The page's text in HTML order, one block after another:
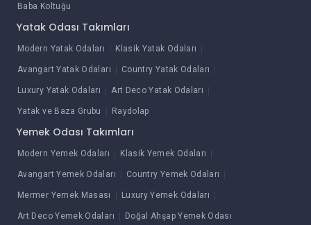
Baba Koltuğu
Yatak Odası Takımları
Modern Yatak Odaları Klasik Yatak Odaları
Avangart Yatak Odaları Country Yatak Odaları
Luxury Yatak Odaları Art Deco Yatak Odaları
Yatak ve Baza Grubu Raydolap
Yemek Odası Takımları
Modern Yemek Odaları Klasik Yemek Odaları
Avangart Yemek Odaları Country Yemek Odaları
Mermer Yemek Masası Luxury Yemek Odaları
Art Deco Yemek Odaları Doğal Ahşap Yemek Odası